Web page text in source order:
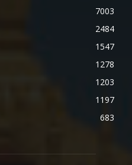
7003
2484
1547
1278
1203
1197
683